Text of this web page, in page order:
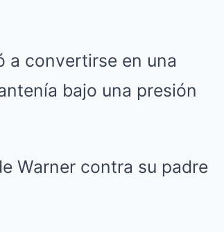
a convertirse en una
bajo una presión